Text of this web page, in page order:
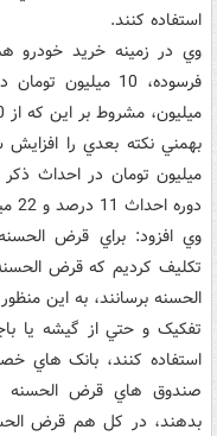
استفاده کنند.
وي در زمينه خريد خودرو
ميليون، ‌مشروط بر اين که از 80 درصد قسمت خورو بيشتر نشود.
ميليون تومان در احداث
دوره احداث 11 درصد و 22 ميليون تومان تعيين شد.
وي افزود: براي قرض
تکليف کرديم که قرض
الحسنه برسانند، به اين
تفکيک و حتي از گيشه يا
صندوق هاي قرض الحسنه
بدهند، در کل هم قرض